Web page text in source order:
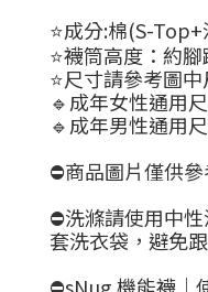
⭐️成分:棉(S-
⭐️襪筒高度：約
⭐️尺寸請參考圖
🔹成年女性通用
🔹成年男性通用
⛔商品圖片僅供
⛔洗滌請使用中
套洗衣袋，避免